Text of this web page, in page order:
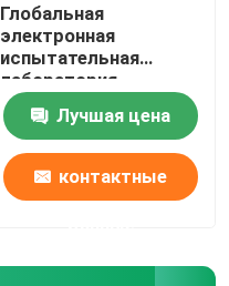
Глобальная
электронная
испытательная
лаборатория
аттестация 30 дней
быстраяЛучшая цена
контактные